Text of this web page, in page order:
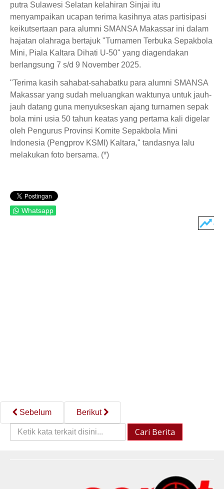
putra Sulawesi Selatan kelahiran Sinjai itu
menyampaikan ucapan terima kasihnya atas partisipasi
keikutsertaan para alumni SMANSA Makassar ini dalam
hajatan olahraga bertajuk "Turnamen Terbuka Sepakbola
Mini, Piala Kaltara Dihati U-50" yang diagendakan
berlangsung 7 s/d 9 November 2025.
"Terima kasih sahabat-sahabatku para alumni SMANSA
Makassar yang sudah meluangkan waktunya untuk jauh-
jauh datang guna menyukseskan ajang turnamen sepak
bola mini usia 50 tahun keatas yang pertama kali digelar
oleh Pengurus Provinsi Komite Sepakbola Mini
Indonesia (Pengprov KSMI) Kaltara," tandasnya lalu
melakukan foto bersama. (*)
Whatsapp
Sebelum
Berikut
Cari
Berita::
Cari Berita